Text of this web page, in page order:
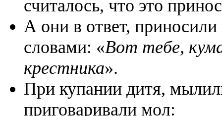
считалось, что это
А они в ответ,
словами: «Вот тебе,
крестника».
При купании дитя,
приговаривали мол: